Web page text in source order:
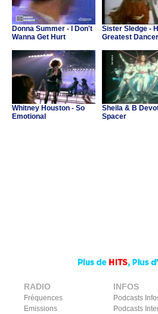
Donna Summer - I Don't
Wanna Get Hurt
Sister Sledge -
Greatest Dancer
Whitney Houston - So
Emotional
Sheila & B
Spacer
RADIO
Fréquences
Emissions
INFOS
Podcasts
Podcasts